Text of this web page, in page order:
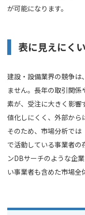
が可能になります。
表に見えにく
建設・設備業界の競争は
ません。長年の取引関
素が、受注に大きく影響
値化しにくく、外部から
そのため、市場分析で
で活動している事業者の
ンDBサーチのような企
い事業者も含めた市場全